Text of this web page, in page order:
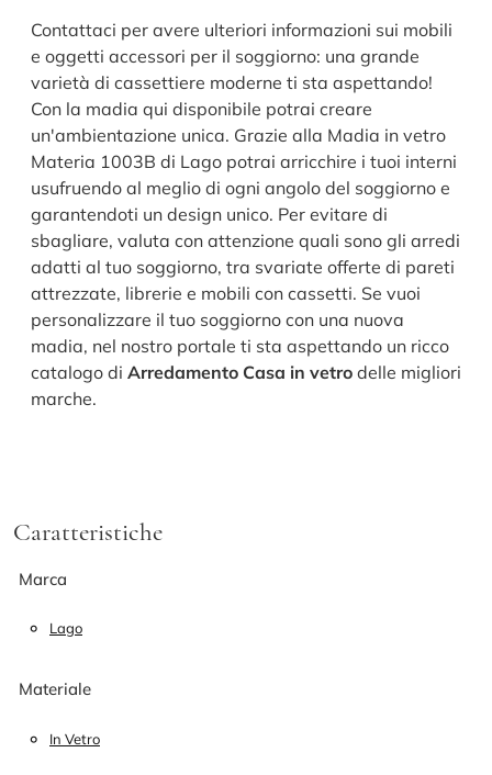
Contattaci per avere ulteriori informazioni sui mobili
e oggetti accessori per il soggiorno: una grande
varietà di cassettiere moderne ti sta aspettando!
Con la madia qui disponibile potrai creare
un'ambientazione unica. Grazie alla Madia in vetro
Materia 1003B di Lago potrai arricchire i tuoi interni
usufruendo al meglio di ogni angolo del soggiorno e
garantendoti un design unico. Per evitare di
sbagliare, valuta con attenzione quali sono gli arredi
adatti al tuo soggiorno, tra svariate offerte di pareti
attrezzate, librerie e mobili con cassetti. Se vuoi
personalizzare il tuo soggiorno con una nuova
madia, nel nostro portale ti sta aspettando un ricco
catalogo di Arredamento Casa in vetro delle migliori
marche.
Caratteristiche
Marca
Lago
Materiale
In Vetro